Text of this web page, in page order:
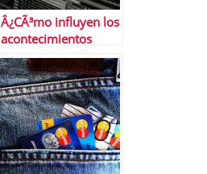
Â¿CÃ³mo influyen los
acontecimientos
histÃ³ricos en el
mercado bursÃ¡til
actual?